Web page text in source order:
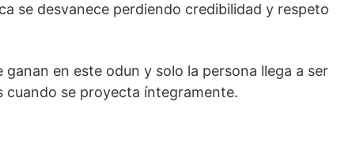
se desvanece perdiendo credibilidad y respeto
en este odun y solo la persona llega a ser
cuando se proyecta íntegramente.